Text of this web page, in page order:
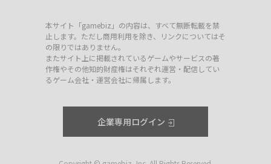
本サイト「gamebiz」の内容は、すべて無断転載を禁
止します。ただし商用利用を除き、リンクについてはそ
の限りではありません。
またサイト上に掲載されているゲームやサービスの著
作権やその他知的財産権はそれぞれ運営・配信してい
るゲーム会社・運営会社に帰属します。
企業専用ログイン